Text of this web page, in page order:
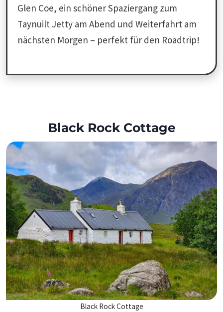
Glen Coe, ein schöner Spaziergang zum
Taynuilt Jetty am Abend und Weiterfahrt am
nächsten Morgen – perfekt für den Roadtrip!
Black Rock Cottage
Black Rock Cottage